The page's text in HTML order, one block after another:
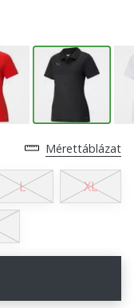
Mérettáblázat
L XL